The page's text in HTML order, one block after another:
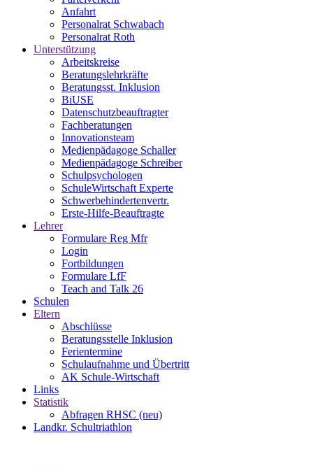
Anfahrt
Personalrat Schwabach
Personalrat Roth
Unterstützung
Arbeitskreise
Beratungslehrkräfte
Beratungsst. Inklusion
BiUSE
Datenschutzbeauftragter
Fachberatungen
Innovationsteam
Medienpädagoge Schaller
Medienpädagoge Schreiber
Schulpsychologen
SchuleWirtschaft Experte
Schwerbehindertenvertr.
Erste-Hilfe-Beauftragte
Lehrer
Formulare Reg Mfr
Login
Fortbildungen
Formulare LfF
Teach and Talk 26
Schulen
Eltern
Abschlüsse
Beratungsstelle Inklusion
Ferientermine
Schulaufnahme und Übertritt
AK Schule-Wirtschaft
Links
Statistik
Abfragen RHSC (neu)
Landkr. Schultriathlon